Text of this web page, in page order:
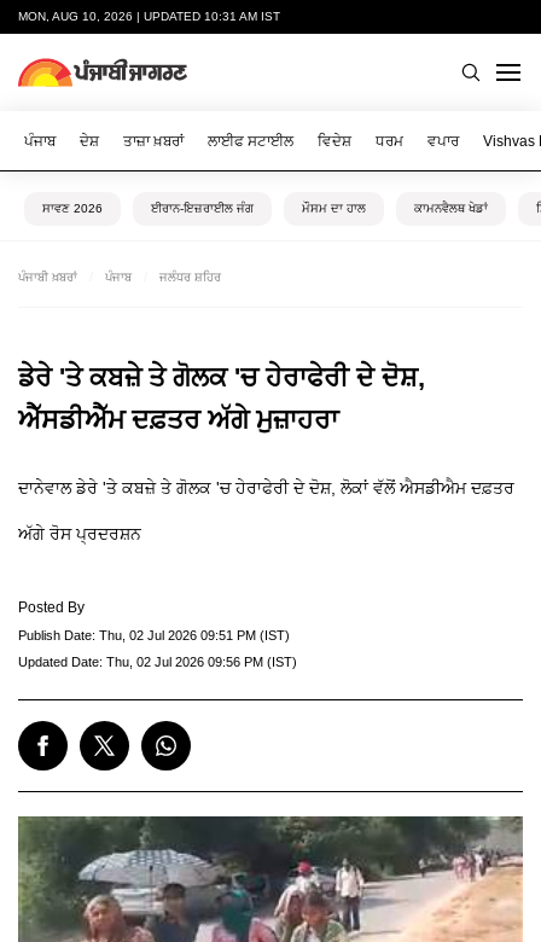
MON, AUG 10, 2026 | UPDATED 10:31 AM IST
ਪੰਜਾਬ ਦੇਸ਼ ਤਾਜ਼ਾ ਖ਼ਬਰਾਂ ਲਾਈਫ ਸਟਾਈਲ ਵਿਦੇਸ਼ ਧਰਮ ਵਪਾਰ Vishvas
ਸਾਵਣ 2026 ਈਰਾਨ-ਇਜ਼ਰਾਈਲ ਜੰਗ ਮੌਸਮ ਦਾ ਹਾਲ ਕਾਮਨਵੈਲਥ ਖੇਡਾਂ
ਪੰਜਾਬੀ ਖ਼ਬਰਾਂ ਪੰਜਾਬ ਜਲੰਧਰ ਸ਼ਹਿਰ
ਡੇਰੇ 'ਤੇ ਕਬਜ਼ੇ ਤੇ ਗੋਲਕ 'ਚ ਹੇਰਾਫੇਰੀ ਦੇ ਦੋਸ਼,
ਐੱਸਡੀਐੱਮ ਦਫ਼ਤਰ ਅੱਗੇ ਮੁਜ਼ਾਹਰਾ
ਦਾਨੇਵਾਲ ਡੇਰੇ 'ਤੇ ਕਬਜ਼ੇ ਤੇ ਗੋਲਕ 'ਚ ਹੇਰਾਫੇਰੀ ਦੇ ਦੋਸ਼, ਲੋਕਾਂ ਵੱਲੋਂ ਐਸਡੀਐਮ ਦਫ਼ਤਰ
ਅੱਗੇ ਰੋਸ ਪ੍ਰਦਰਸ਼ਨ
Posted By
Publish Date: Thu, 02 Jul 2026 09:51 PM (IST)
Updated Date: Thu, 02 Jul 2026 09:56 PM (IST)